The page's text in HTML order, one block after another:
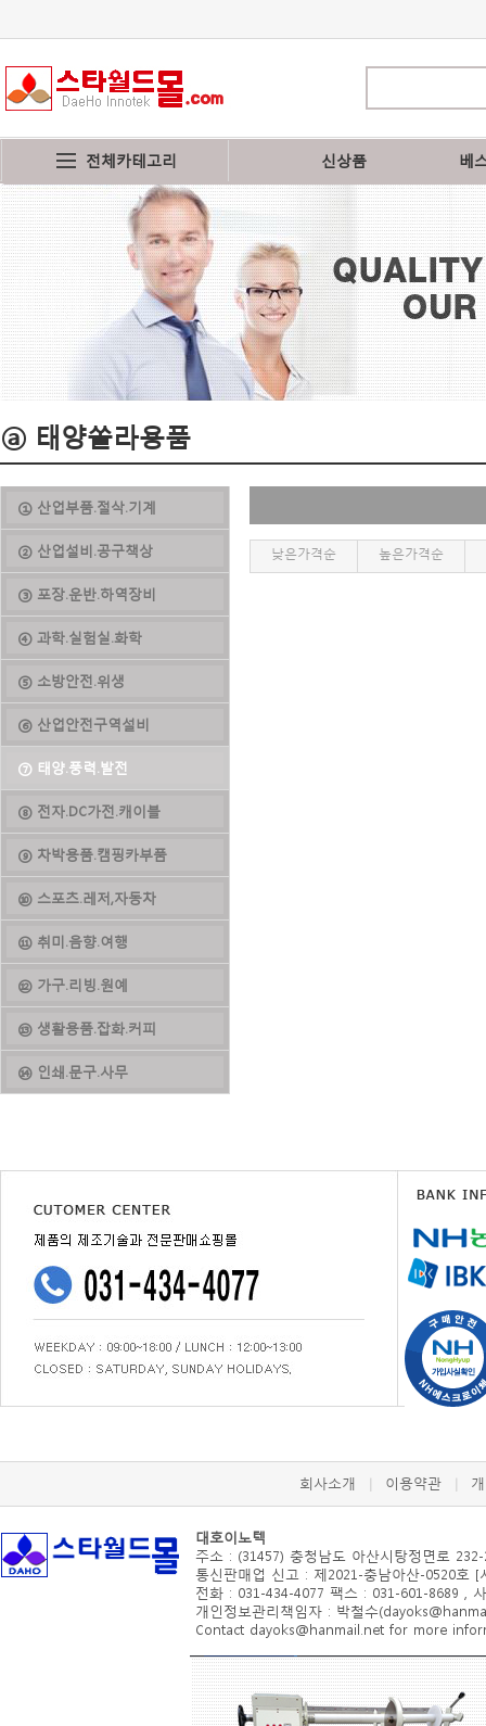
전체카테고리 신상품 베
ⓐ 태양쏠라용품
① 산업부품.절삭.기계
② 산업설비.공구책상
③ 포장.운반.하역장비
④ 과학.실험실.화학
⑤ 소방안전.위생
⑥ 산업안전구역설비
⑦ 태양.풍력.발전
⑧ 전자.DC가전.캐이블
⑨ 차박용품.캠핑카부품
⑩ 스포츠.레저,자동차
⑪ 취미.음향.여행
⑫ 가구.리빙.원예
⑬ 생활용품.잡화.커피
⑭ 인쇄.문구.사무
낮은가격순 높은가격순
회사소개 이용약관
대호이노텍
주소 : (31457) 충청남도 아산시탕정면로
통신판매업 신고 : 제2021-충남아산-0520호
전화 : 031-434-4077 팩스 : 031-601-8689 ,
개인정보관리책임자 : 박철수
Contact dayoks@hanmail.net for more